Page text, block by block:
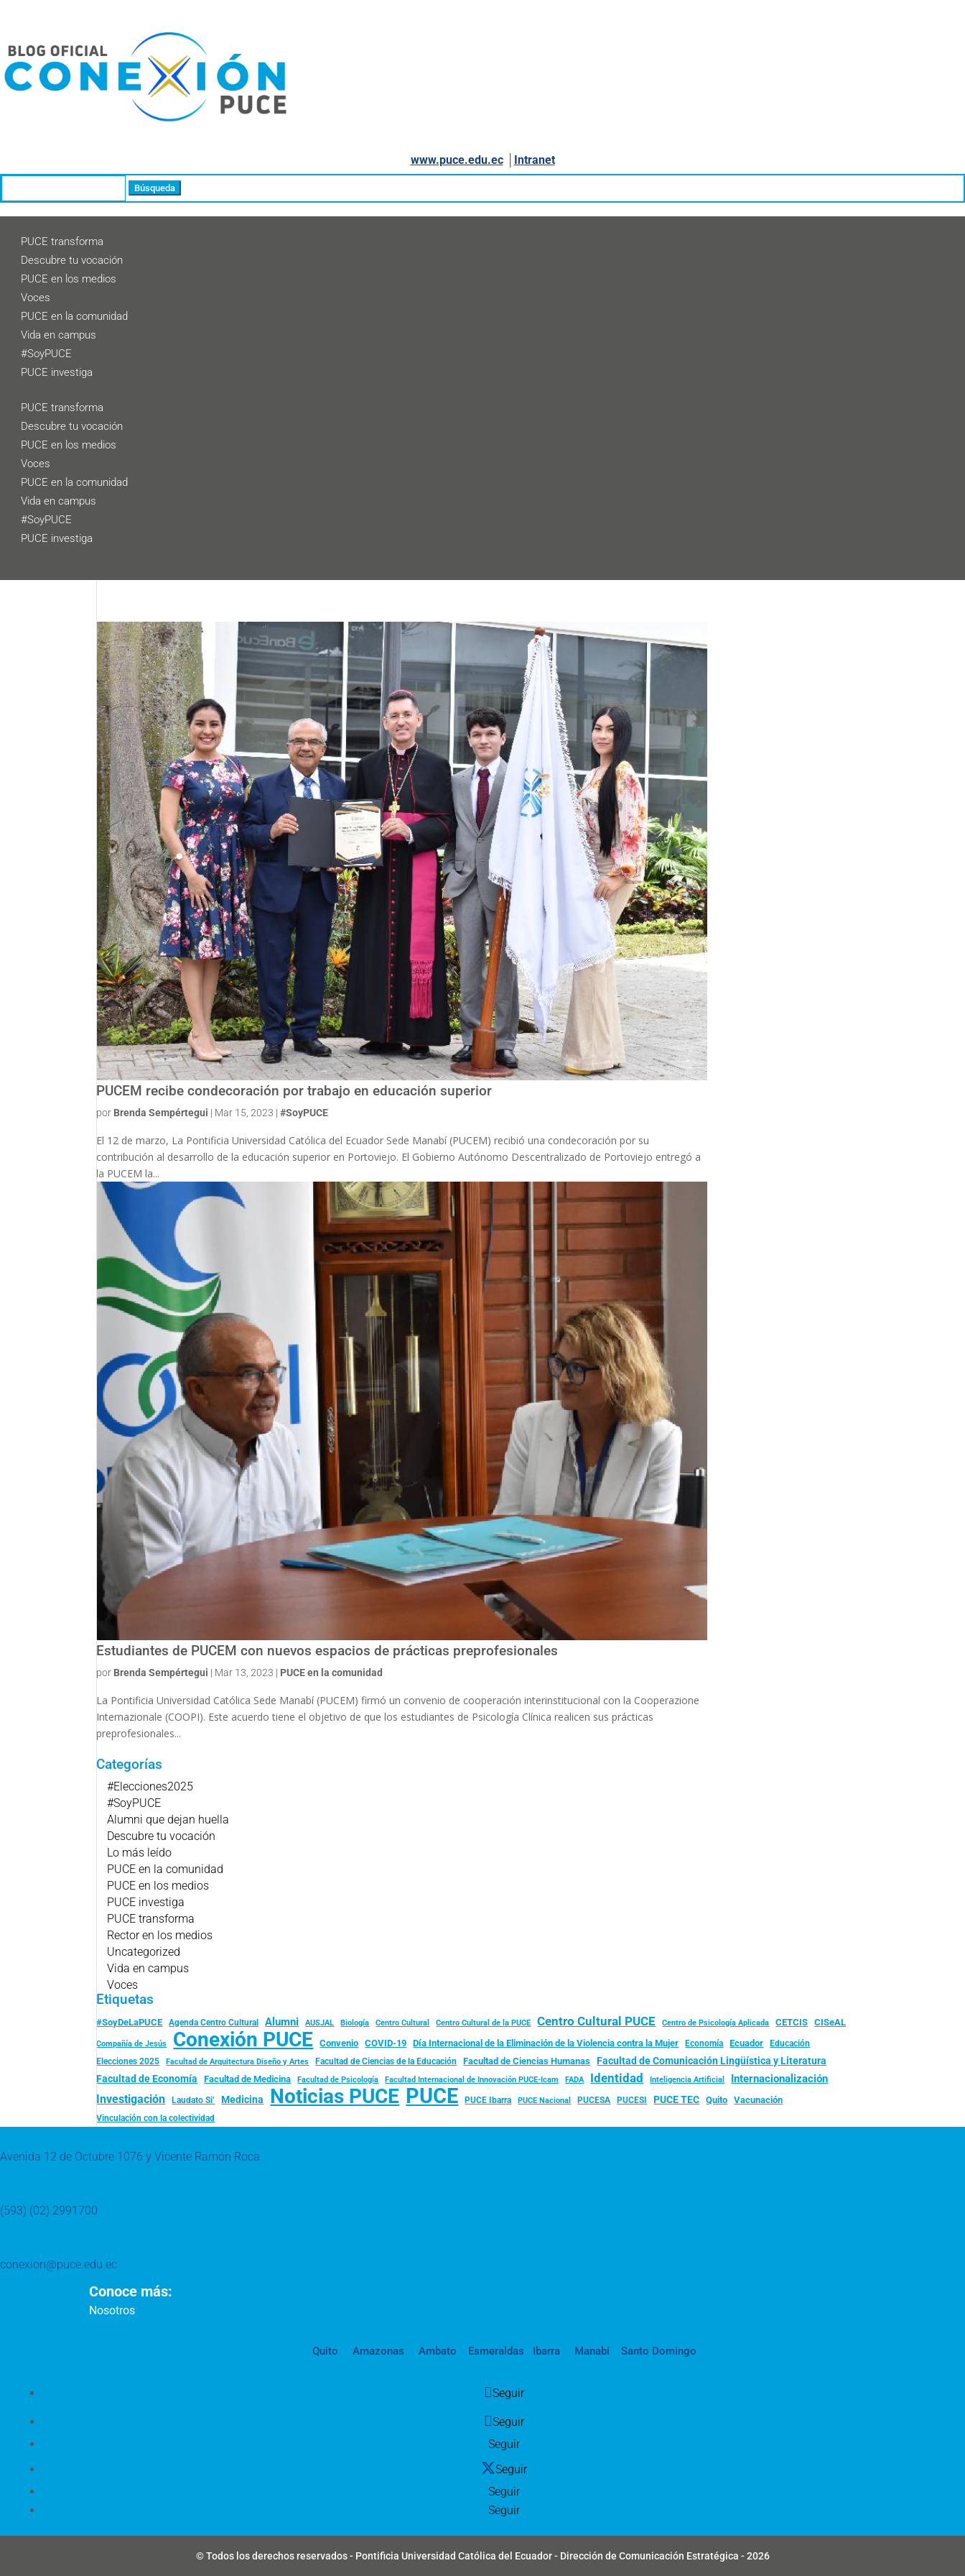
www.puce.edu.ec│ Intranet
PUCE transforma
Descubre tu vocación
PUCE en los medios
Voces
PUCE en la comunidad
Vida en campus
#SoyPUCE
PUCE investiga
PUCE transforma
Descubre tu vocación
PUCE en los medios
Voces
PUCE en la comunidad
Vida en campus
#SoyPUCE
PUCE investiga
PUCEM recibe condecoración por trabajo en educación superior
por Brenda Sempértegui | Mar 15, 2023 |#SoyPUCE
El 12 de marzo, La Pontificia Universidad Católica del Ecuador Sede Manabí (PUCEM) recibió una condecoración por su
contribución al desarrollo de la educación superior en Portoviejo. El Gobierno Autónomo Descentralizado de Portoviejo entregó a
la PUCEM la...
Estudiantes de PUCEM con nuevos espacios de prácticas preprofesionales
por Brenda Sempértegui | Mar 13, 2023 | PUCE en la comunidad
La Pontificia Universidad Católica Sede Manabí (PUCEM) firmó un convenio de cooperación interinstitucional con la Cooperazione
Internazionale (COOPI). Este acuerdo tiene el objetivo de que los estudiantes de Psicología Clínica realicen sus prácticas
preprofesionales...
Categorías
#Elecciones2025
#SoyPUCE
Alumni que dejan huella
Descubre tu vocación
Lo más leído
PUCE en la comunidad
PUCE en los medios
PUCE investiga
PUCE transforma
Rector en los medios
Uncategorized
Vida en campus
Voces
Etiquetas
#SoyDeLaPUCE Agenda Centro Cultural Alumni AUSJAL Biología Centro Cultural Centro Cultural de la PUCE Centro Cultural PUCE Centro de Psicología Aplicada CETCIS CISeAL
Compañía de Jesús Conexión PUCE Convenio COVID-19 Día Internacional de la Eliminación de la Violencia contra la Mujer Economía Ecuador
Educación
Elecciones 2025
Facultad de Arquitectura Diseño y Artes Facultad de Ciencias de la Educación Facultad de Ciencias Humanas Facultad de Comunicación Lingüística y Literatura
Facultad de Economía Facultad de Medicina Facultad de Psicología Facultad Internacional de Innovación PUCE-Icam FADA Identidad Inteligencia Artificial Internacionalización
Investigación Laudato Si’ Medicina Noticias PUCE PUCE PUCE Ibarra PUCE Nacional PUCESA PUCESI PUCE TEC Quito Vacunación
Vinculación con la colectividad
Avenida 12 de Octubre 1076 y Vicente Ramón Roca
(593) (02) 2991700
conexion@puce.edu.ec
Conoce más:
Nosotros
Quito Amazonas Ambato Esmeraldas Ibarra Manabí Santo Domingo
Seguir
Seguir
Seguir
Seguir
Seguir
Seguir
© Todos los derechos reservados - Pontificia Universidad Católica del Ecuador - Dirección de Comunicación Estratégica - 2026